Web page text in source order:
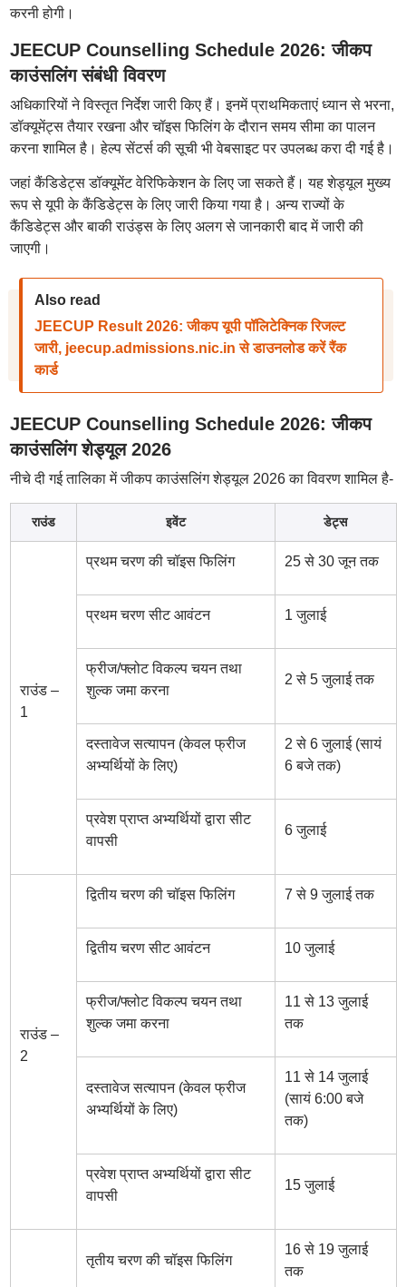
करनी होगी।
JEECUP Counselling Schedule 2026: जीकप
काउंसलिंग संबंधी विवरण
अधिकारियों ने विस्तृत निर्देश जारी किए हैं। इनमें प्राथमिकताएं ध्यान से भरना,
डॉक्यूमेंट्स तैयार रखना और चॉइस फिलिंग के दौरान समय सीमा का पालन
करना शामिल है। हेल्प सेंटर्स की सूची भी वेबसाइट पर उपलब्ध करा दी गई है।
जहां कैंडिडेट्स डॉक्यूमेंट वेरिफिकेशन के लिए जा सकते हैं। यह शेड्यूल मुख्य
रूप से यूपी के कैंडिडेट्स के लिए जारी किया गया है। अन्य राज्यों के
कैंडिडेट्स और बाकी राउंड्स के लिए अलग से जानकारी बाद में जारी की
जाएगी।
Also read
JEECUP Result 2026: जीकप यूपी पॉलिटेक्निक रिजल्ट
जारी, jeecup.admissions.nic.in से डाउनलोड करें रैंक
कार्ड
JEECUP Counselling Schedule 2026: जीकप
काउंसलिंग शेड्यूल 2026
नीचे दी गई तालिका में जीकप काउंसलिंग शेड्यूल 2026 का विवरण शामिल है-
राउंड इवेंट डेट्स
राउंड –
1
प्रथम चरण की चॉइस फिलिंग 25 से 30 जून तक
प्रथम चरण सीट आवंटन 1 जुलाई
फ्रीज/फ्लोट विकल्प चयन तथा
शुल्क जमा करना
2 से 5 जुलाई तक
दस्तावेज सत्यापन (केवल फ्रीज
अभ्यर्थियों के लिए)
2 से 6 जुलाई (सायं
6 बजे तक)
प्रवेश प्राप्त अभ्यर्थियों द्वारा सीट
वापसी
6 जुलाई
राउंड –
2
द्वितीय चरण की चॉइस फिलिंग 7 से 9 जुलाई तक
द्वितीय चरण सीट आवंटन 10 जुलाई
फ्रीज/फ्लोट विकल्प चयन तथा
शुल्क जमा करना
11 से 13 जुलाई
तक
दस्तावेज सत्यापन (केवल फ्रीज
अभ्यर्थियों के लिए)
11 से 14 जुलाई
(सायं 6:00 बजे
तक)
प्रवेश प्राप्त अभ्यर्थियों द्वारा सीट
वापसी
15 जुलाई
तृतीय चरण की चॉइस फिलिंग
16 से 19 जुलाई
तक